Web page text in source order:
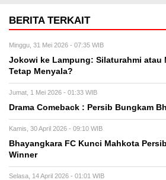
BERITA TERKAIT
Minggu, 31 Mei 2026 - 07:35 WIB
Jokowi ke Lampung: Silaturahmi atau
Tetap Menyala?
Jumat, 1 Mei 2026 - 01:33 WIB
Drama Comeback : Persib Bungkam
Kamis, 30 April 2026 - 09:10 WIB
Bhayangkara FC Kunci Mahkota
Winner
Selasa, 14 April 2026 - 01:01 WIB